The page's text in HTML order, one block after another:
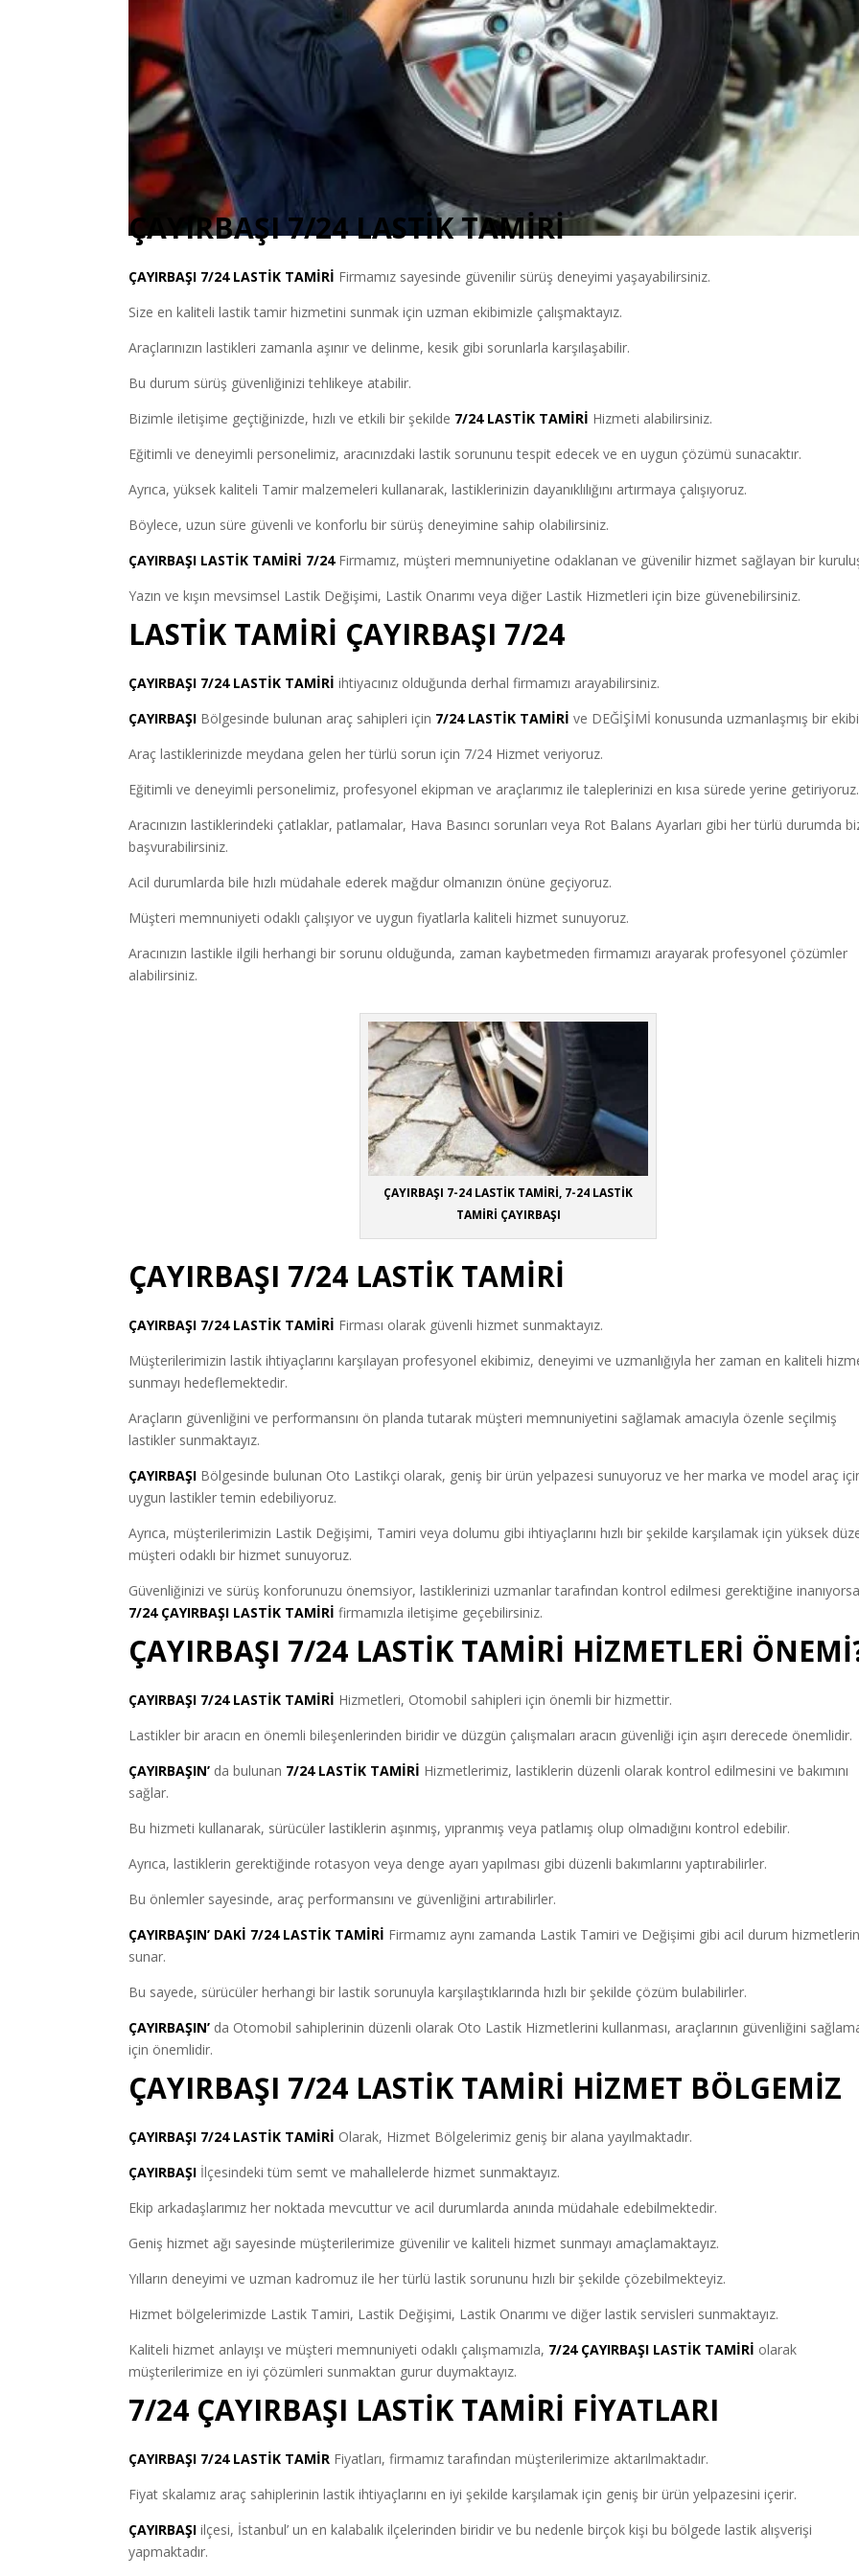
ÇAYIRBAŞI 7/24 LASTİK TAMİRİ
ÇAYIRBAŞI 7/24 LASTİK TAMİRİ Firmamız sayesinde güvenilir sürüş deneyimi yaşayabilirsiniz.
Size en kaliteli lastik tamir hizmetini sunmak için uzman ekibimizle çalışmaktayız.
Araçlarınızın lastikleri zamanla aşınır ve delinme, kesik gibi sorunlarla karşılaşabilir.
Bu durum sürüş güvenliğinizi tehlikeye atabilir.
Bizimle iletişime geçtiğinizde, hızlı ve etkili bir şekilde 7/24 LASTİK TAMİRİ Hizmeti alabilirsiniz.
Eğitimli ve deneyimli personelimiz, aracınızdaki lastik sorununu tespit edecek ve en uygun çözümü sunacaktır.
Ayrıca, yüksek kaliteli Tamir malzemeleri kullanarak, lastiklerinizin dayanıklılığını artırmaya çalışıyoruz.
Böylece, uzun süre güvenli ve konforlu bir sürüş deneyimine sahip olabilirsiniz.
ÇAYIRBAŞI LASTİK TAMİRİ 7/24Firmamız, müşteri memnuniyetine odaklanan ve güvenilir hizmet sağlayan bir
Yazın ve kışın mevsimsel Lastik Değişimi, Lastik Onarımı veya diğer Lastik Hizmetleri için bize güvenebilirsiniz.
LASTİK TAMİRİ ÇAYIRBAŞI 7/24
ÇAYIRBAŞI 7/24 LASTİK TAMİRİ ihtiyacınız olduğunda derhal firmamızı arayabilirsiniz.
ÇAYIRBAŞI Bölgesinde bulunan araç sahipleri için 7/24 LASTİK TAMİRİ ve DEĞİŞİMİ konusunda uzmanlaşmış bir
Araç lastiklerinizde meydana gelen her türlü sorun için 7/24 Hizmet veriyoruz.
Eğitimli ve deneyimli personelimiz, profesyonel ekipman ve araçlarımız ile taleplerinizi en kısa sürede yerine getiriyoruz.
Aracınızın lastiklerindeki çatlaklar, patlamalar, Hava Basıncı sorunları veya Rot Balans Ayarları gibi her türlü durumda
başvurabilirsiniz.
Acil durumlarda bile hızlı müdahale ederek mağdur olmanızın önüne geçiyoruz.
Müşteri memnuniyeti odaklı çalışıyor ve uygun fiyatlarla kaliteli hizmet sunuyoruz.
Aracınızın lastikle ilgili herhangi bir sorunu olduğunda, zaman kaybetmeden firmamızı arayarak profesyonel çözümler
alabilirsiniz.
ÇAYIRBAŞI 7-24 LASTİK TAMİRİ, 7-24 LASTİK
TAMİRİ ÇAYIRBAŞI
ÇAYIRBAŞI 7/24 LASTİK TAMİRİ
ÇAYIRBAŞI 7/24 LASTİK TAMİRİ Firması olarak güvenli hizmet sunmaktayız.
Müşterilerimizin lastik ihtiyaçlarını karşılayan profesyonel ekibimiz, deneyimi ve uzmanlığıyla her zaman en kaliteli
sunmayı hedeflemektedir.
Araçların güvenliğini ve performansını ön planda tutarak müşteri memnuniyetini sağlamak amacıyla özenle seçilmiş
lastikler sunmaktayız.
ÇAYIRBAŞI Bölgesinde bulunan Oto Lastikçi olarak, geniş bir ürün yelpazesi sunuyoruz ve her marka ve model araç
uygun lastikler temin edebiliyoruz.
Ayrıca, müşterilerimizin Lastik Değişimi, Tamiri veya dolumu gibi ihtiyaçlarını hızlı bir şekilde karşılamak için yüksek
müşteri odaklı bir hizmet sunuyoruz.
Güvenliğinizi ve sürüş konforunuzu önemsiyor, lastiklerinizi uzmanlar tarafından kontrol edilmesi gerektiğine
7/24 ÇAYIRBAŞI LASTİK TAMİRİ firmamızla iletişime geçebilirsiniz.
ÇAYIRBAŞI 7/24 LASTİK TAMİRİ HİZMETLERİ
ÇAYIRBAŞI 7/24 LASTİK TAMİRİ Hizmetleri, Otomobil sahipleri için önemli bir hizmettir.
Lastikler bir aracın en önemli bileşenlerinden biridir ve düzgün çalışmaları aracın güvenliği için aşırı derecede önemlidir.
ÇAYIRBAŞIN’ da bulunan 7/24 LASTİK TAMİRİ Hizmetlerimiz, lastiklerin düzenli olarak kontrol edilmesini ve bakımını
sağlar.
Bu hizmeti kullanarak, sürücüler lastiklerin aşınmış, yıpranmış veya patlamış olup olmadığını kontrol edebilir.
Ayrıca, lastiklerin gerektiğinde rotasyon veya denge ayarı yapılması gibi düzenli bakımlarını yaptırabilirler.
Bu önlemler sayesinde, araç performansını ve güvenliğini artırabilirler.
ÇAYIRBAŞIN’ DAKİ 7/24 LASTİK TAMİRİ Firmamız aynı zamanda Lastik Tamiri ve Değişimi gibi acil durum
sunar.
Bu sayede, sürücüler herhangi bir lastik sorunuyla karşılaştıklarında hızlı bir şekilde çözüm bulabilirler.
ÇAYIRBAŞIN’ da Otomobil sahiplerinin düzenli olarak Oto Lastik Hizmetlerini kullanması, araçlarının güvenliğini
için önemlidir.
ÇAYIRBAŞI 7/24 LASTİK TAMİRİ HİZMET BÖLGEMİZ
ÇAYIRBAŞI 7/24 LASTİK TAMİRİ Olarak, Hizmet Bölgelerimiz geniş bir alana yayılmaktadır.
ÇAYIRBAŞI İlçesindeki tüm semt ve mahallelerde hizmet sunmaktayız.
Ekip arkadaşlarımız her noktada mevcuttur ve acil durumlarda anında müdahale edebilmektedir.
Geniş hizmet ağı sayesinde müşterilerimize güvenilir ve kaliteli hizmet sunmayı amaçlamaktayız.
Yılların deneyimi ve uzman kadromuz ile her türlü lastik sorununu hızlı bir şekilde çözebilmekteyiz.
Hizmet bölgelerimizde Lastik Tamiri, Lastik Değişimi, Lastik Onarımı ve diğer lastik servisleri sunmaktayız.
Kaliteli hizmet anlayışı ve müşteri memnuniyeti odaklı çalışmamızla, 7/24 ÇAYIRBAŞI LASTİK TAMİRİ olarak
müşterilerimize en iyi çözümleri sunmaktan gurur duymaktayız.
7/24 ÇAYIRBAŞI LASTİK TAMİRİ FİYATLARI
ÇAYIRBAŞI 7/24 LASTİK TAMİR Fiyatları, firmamız tarafından müşterilerimize aktarılmaktadır.
Fiyat skalamız araç sahiplerinin lastik ihtiyaçlarını en iyi şekilde karşılamak için geniş bir ürün yelpazesini içerir.
ÇAYIRBAŞI ilçesi, İstanbul’ un en kalabalık ilçelerinden biridir ve bu nedenle birçok kişi bu bölgede lastik alışverişi
yapmaktadır.